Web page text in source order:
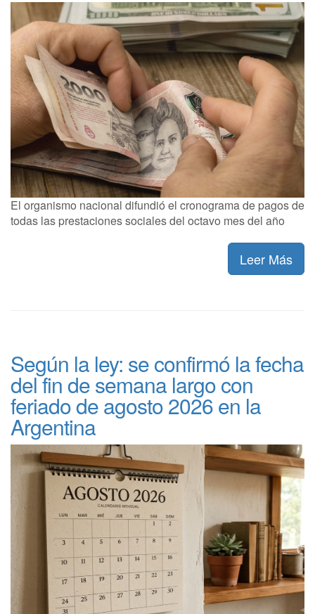
El organismo nacional difundió el cronograma de pagos de
todas las prestaciones sociales del octavo mes del año
Leer Más
Según la ley: se confirmó la fecha
del fin de semana largo con
feriado de agosto 2026 en la
Argentina